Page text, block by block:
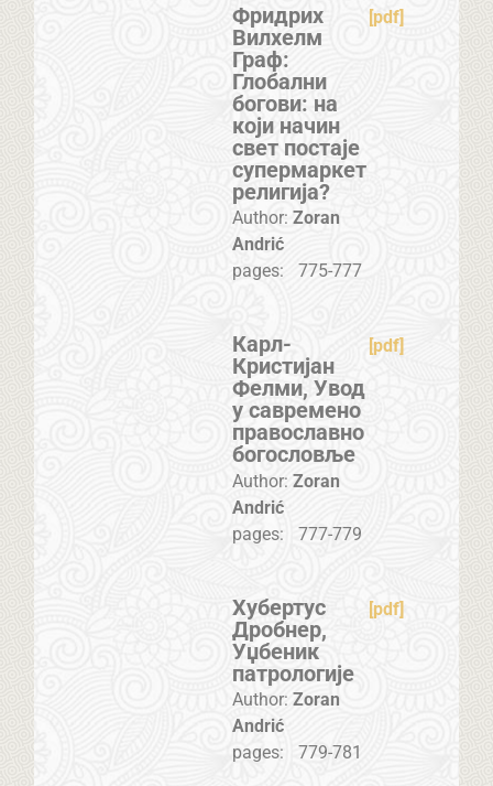
Фридрих
Вилхелм
Граф:
Глобални
богови: на
који начин
свет постаје
супермаркет
религија?
[pdf]
Author: Zoran
Andrić
pages:
775-777
Карл-
Кристијан
Фелми, Увод
у савремено
православно
богословље
[pdf]
Author: Zoran
Andrić
pages:
777-779
Хубертус
Дробнер,
Уџбеник
патрологије
[pdf]
Author: Zoran
Andrić
pages:
779-781